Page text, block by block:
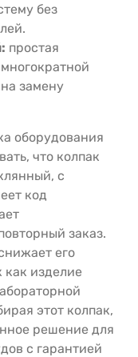
без
простая
замену
оборудования
что колпак
с
код
заказ.
его
как изделие
этот колпак,
решение для
с гарантией